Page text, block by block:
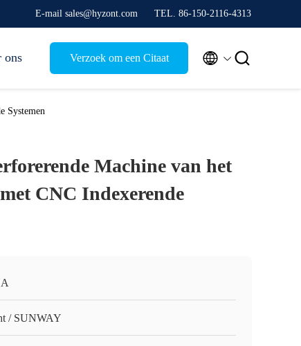
E-mail sales@hyzont.com TEL. 86-150-2116-4313
ons Verzoek om een Citaat  
Systemen
Machine van het
CNC Indexerende
/ SUNWAY